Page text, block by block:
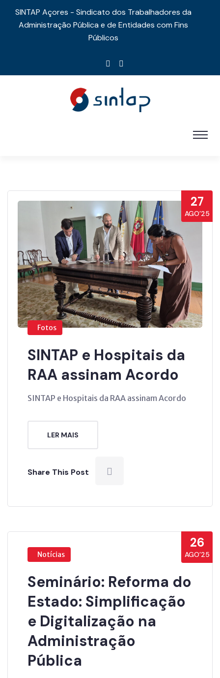
SINTAP Açores - Sindicato dos Trabalhadores da
Administração Pública e de Entidades com Fins
Públicos
27
AGO’25
Fotos
SINTAP e Hospitais da
RAA assinam Acordo
SINTAP e Hospitais da RAA assinam Acordo
LER MAIS
Share This Post
26
AGO’25
Notícias
Seminário: Reforma do
Estado: Simplificação
e Digitalização na
Administração
Pública